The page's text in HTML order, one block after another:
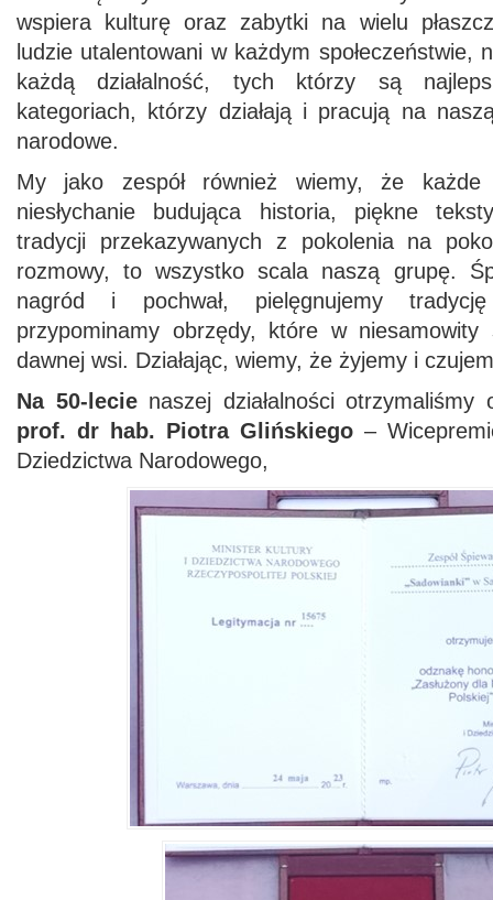
wspiera kulturę oraz zabytki na wielu
ludzie utalentowani w każdym społeczeństwie,
każdą działalność, tych którzy są
kategoriach, którzy działają i pracują na
narodowe.
My jako zespół również wiemy, że
niesłychanie budująca historia, piękne
tradycji przekazywanych z pokolenia na
rozmowy, to wszystko scala naszą grupę.
nagród i pochwał, pielęgnujemy
przypominamy obrzędy, które w niesamowity
dawnej wsi. Działając, wiemy, że żyjemy i
Na 50-lecienaszej działalności otrzymaliśmy
prof. dr hab. Piotra Glińskiego –
Dziedzictwa Narodowego,